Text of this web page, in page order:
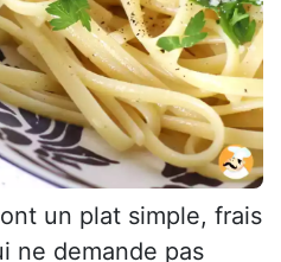
un plat simple, frais
ne demande pas